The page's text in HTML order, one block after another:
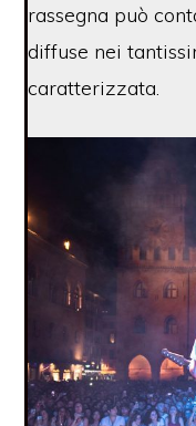
rassegna può
diffuse nei
caratterizzata.